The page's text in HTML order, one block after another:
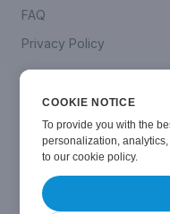
FAQ
Privacy Policy
Contáctanos
COOKIE NOTICE
To provide you with the
personalization,
toour cookie policy.